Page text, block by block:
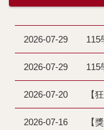
2026-07-29
2026-07-29
2026-07-20 【
2026-07-16